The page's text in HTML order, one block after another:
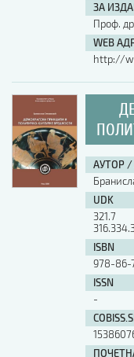
АУТОР / AUTHOR
ISBN
ISSN
ЗА
Проф.
WEB
http://
АУТОР /
UDK
321.7
ISBN
978-86-
ISSN
-